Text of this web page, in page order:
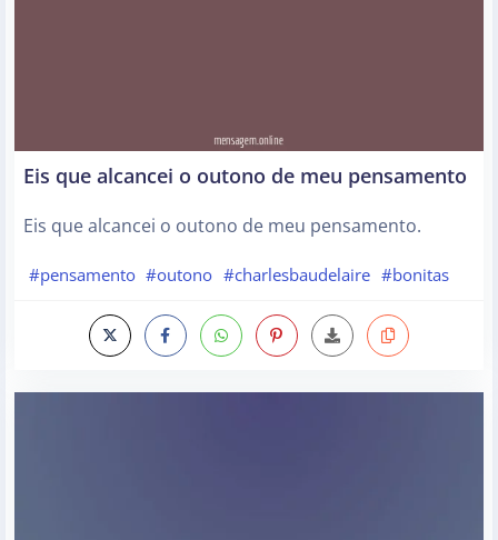
Eis que alcancei o outono de meu pensamento
Eis que alcancei o outono de meu pensamento.
#pensamento #outono #charlesbaudelaire #bonitas